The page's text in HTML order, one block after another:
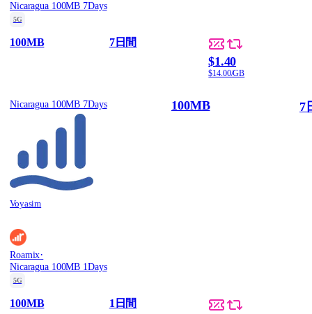
Nicaragua 100MB 7Days
5G
100MB 7日間
$1.40
$14.00/GB
Nicaragua 100MB 7Days
Voyasim
100MB 7
Roamix·
Nicaragua 100MB 1Days
5G
100MB 1日間